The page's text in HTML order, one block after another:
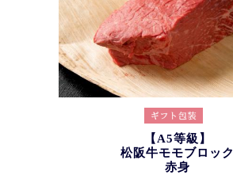
【A5等級】
松阪牛モモブロック
赤身